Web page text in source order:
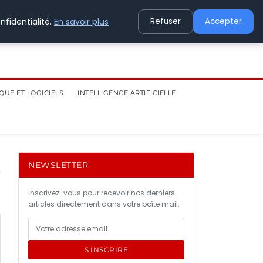
ET LOGICIELS INTELLIGENCE ARTIFICIELLE
NEWSLETTER
Inscrivez-vous pour recevoir nos derniers
articles directement dans votre boîte mail.
S'INSCRIRE
En savoir plus Refuser Accepter